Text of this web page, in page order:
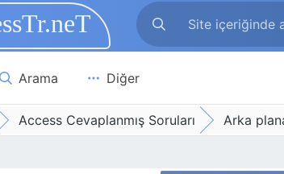
Arama Diğer
Access Cevaplanmış Soruları Arka